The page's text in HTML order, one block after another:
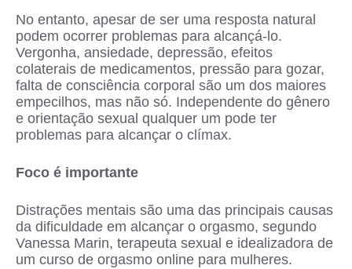
No entanto, apesar de ser uma resposta natural
podem ocorrer problemas para alcançá-lo.
Vergonha, ansiedade, depressão, efeitos
colaterais de medicamentos, pressão para gozar,
falta de consciência corporal são um dos maiores
empecilhos, mas não só. Independente do gênero
e orientação sexual qualquer um pode ter
problemas para alcançar o clímax.
Foco é importante
Distrações mentais são uma das principais causas
da dificuldade em alcançar o orgasmo, segundo
Vanessa Marin, terapeuta sexual e idealizadora de
um curso de orgasmo online para mulheres.